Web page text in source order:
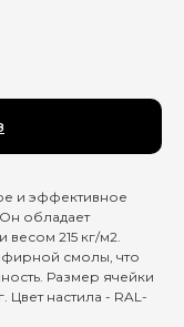
и эффективное
обладает
весом 215 кг/м2.
смолы, что
Размер ячейки
Цвет настила - RAL-